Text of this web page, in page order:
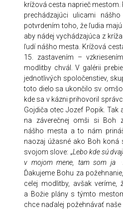
krížová cesta naprieč
prechádzajúci ulicami
potvrdením toho, že ľudia
aby nádej vychádzajúca z
ľudí nášho mesta. Krížová
15. zastavením –
modlitby chvál. V galérii
jednotlivých spoločenstiev,
toto dielo sa ukončilo sv.
kde sa v kázni prihovoril
Gojdiča otec Jozef Popik. Tak
na záverečnej omši si Boh
nášho mesta a to nám
naozaj úžasné ako Boh koná
svojom slove: „Lebo kde sú
v mojom mene, tam som ja
Ďakujeme Bohu za
celej modlitby, avšak
a Božie plány s týmto
chce naďalej požehnávať